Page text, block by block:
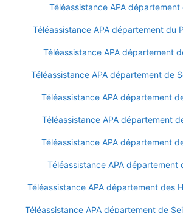
Téléassistance APA département
Téléassistance APA département du
Téléassistance APA département
Téléassistance APA département de
Téléassistance APA département
Téléassistance APA département
Téléassistance APA département
Téléassistance APA département
Téléassistance APA département des
Téléassistance APA département de